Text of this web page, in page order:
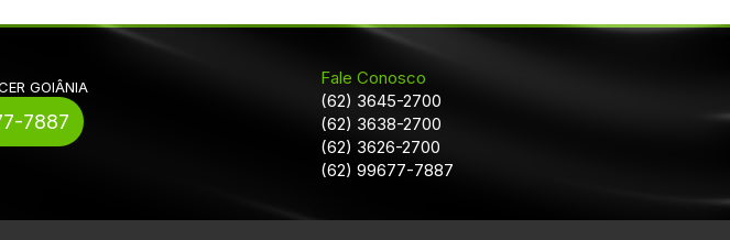
GOIÂNIA
7887
Fale Conosco
(62) 3645-2700
(62) 3638-2700
(62) 3626-2700
(62) 99677-7887